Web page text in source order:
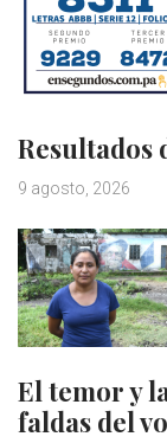
Resultados
9 agosto, 2026
El temor y
faldas del